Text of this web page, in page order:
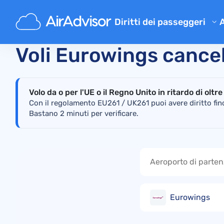
Diritti dei passeggeri
Verifica risarcimento
Risarcimento per volo in
Risarcimento per bagaglio
Risarcimento per imbarco
Principale Verifica in tempo reale lo stato dei voli
Voli Eurowings
Volo da o per l'UE o il Regno Unito in ritardo di
Con il regolamento EU261 / UK261 puoi avere diritto
Bastano 2 minuti per verificare.
Eurowings